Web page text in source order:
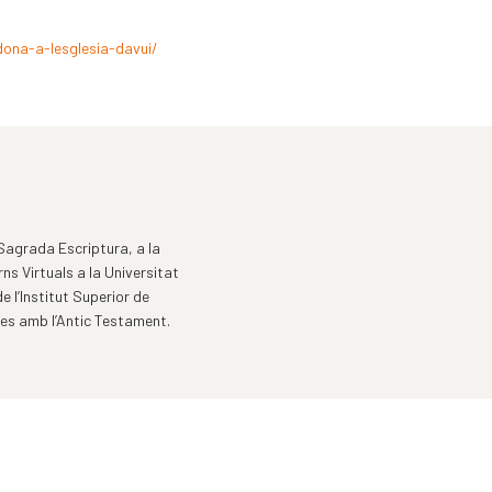
a-lesglesia-davui/
Escriptura, a la
Virtuals a la Universitat
l’Institut Superior de
amb l’Antic Testament.